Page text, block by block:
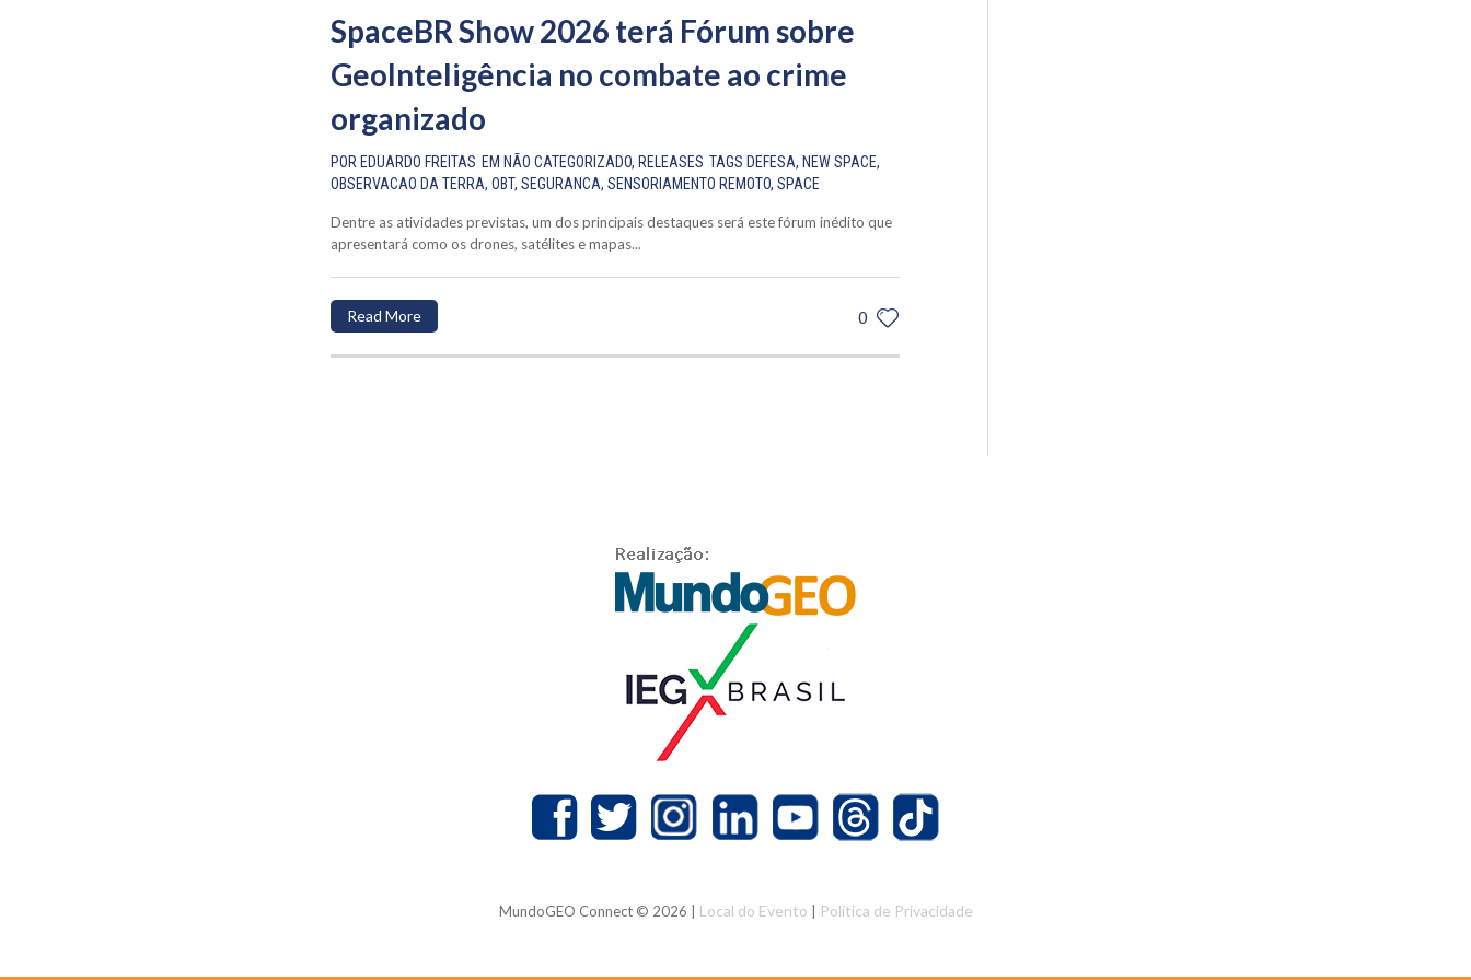
SpaceBR Show 2026 terá Fórum sobre
GeoInteligência no combate ao crime
organizado
POR EDUARDO FREITAS EM NÃO CATEGORIZADO, RELEASES TAGS DEFESA, NEW SPACE,
OBSERVACAO DA TERRA, OBT, SEGURANCA, SENSORIAMENTO REMOTO, SPACE
Dentre as atividades previstas, um dos principais destaques será este fórum inédito que
apresentará como os drones, satélites e mapas...
0
Read More
MundoGEO Connect © 2026 | Local do Evento Política de Privacidade